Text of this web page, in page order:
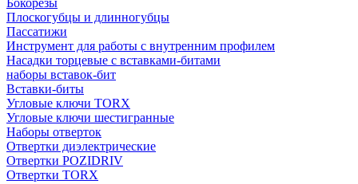
Бокорезы
Плоскогубцы и длинногубцы
Пассатижи
Инструмент для работы с внутренним профилем
Насадки торцевые с вставками-битами
наборы вставок-бит
Вставки-биты
Угловые ключи TORX
Угловые ключи шестигранные
Наборы отверток
Отвертки диэлектрические
Отвертки POZIDRIV
Отвертки TORX